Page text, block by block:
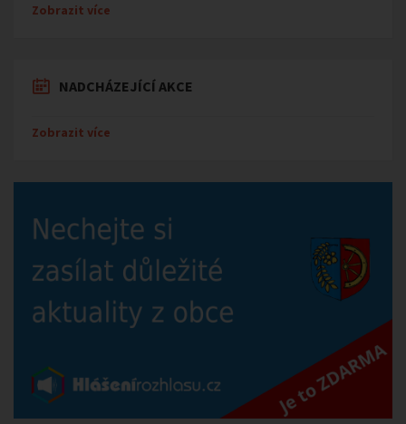
Zobrazit více
NADCHÁZEJÍCÍ AKCE
Zobrazit více